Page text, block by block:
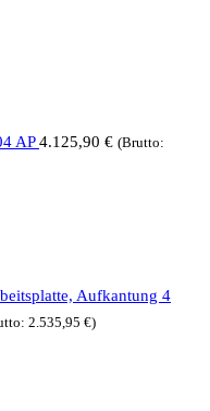
AP 4.125,90 € (Brutto:
Aufkantung 4
2.535,95 €)